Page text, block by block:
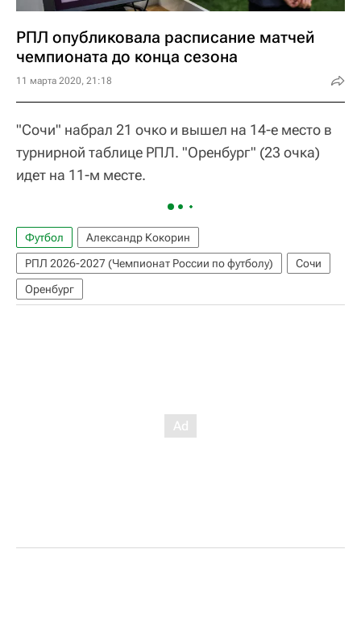
РПЛ опубликовала расписание матчей
чемпионата до конца сезона
11 марта 2020, 21:18
"Сочи" набрал 21 очко и вышел на 14-е место в
турнирной таблице РПЛ. "Оренбург" (23 очка)
идет на 11-м месте.
Футбол
Александр Кокорин
РПЛ 2026-2027 (Чемпионат России по футболу)
Сочи
Оренбург